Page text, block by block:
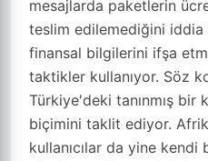
mesajlarda paketlerin
teslim edilemediğini iddia
finansal bilgilerini ifşa
taktikler kullanıyor. Söz
Türkiye'deki tanınmış bir
biçimini taklit ediyor.
kullanıcılar da yine